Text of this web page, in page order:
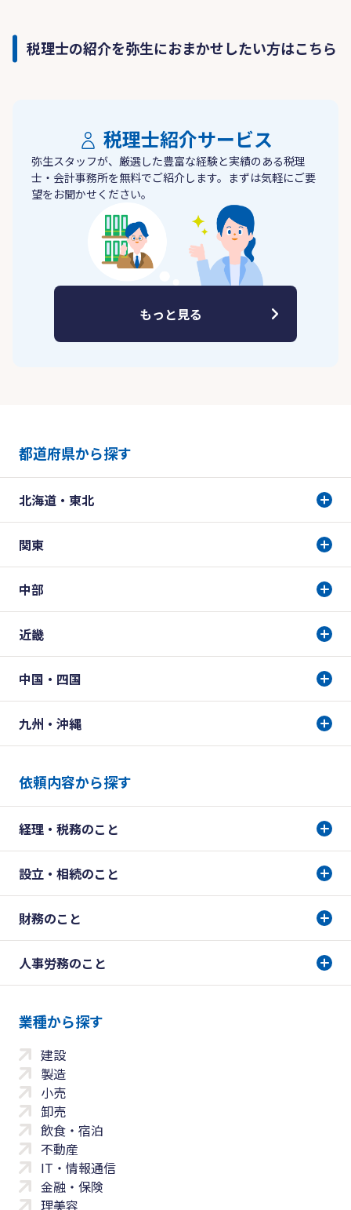
税理士の紹介を弥生におまかせしたい方はこちら
税理士紹介サービス
弥生スタッフが、厳選した豊富な経験と実績のある税理
士・会計事務所を無料でご紹介します。まずは気軽にご要
望をお聞かせください。
もっと見る
都道府県から探す
北海道・東北
関東
中部
近畿
中国・四国
九州・沖縄
依頼内容から探す
経理・税務のこと
設立・相続のこと
財務のこと
人事労務のこと
業種から探す
建設
製造
小売
卸売
飲食・宿泊
不動産
IT・情報通信
金融・保険
理美容